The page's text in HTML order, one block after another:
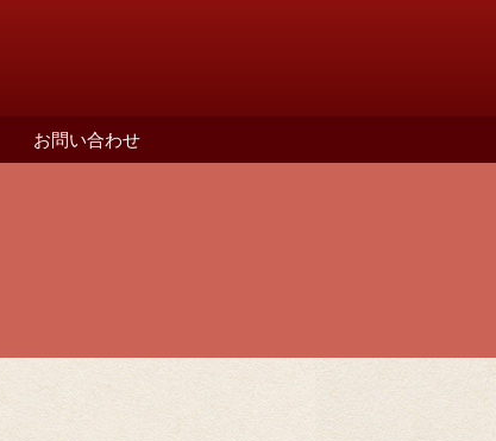
お問い合わせ